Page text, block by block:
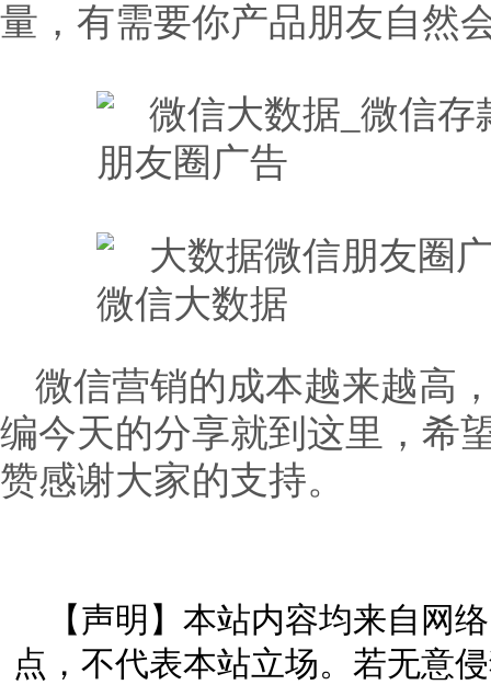
量，有需要你产品朋友自然
微信营销的成本越来越高
编今天的分享就到这里，希
赞感谢大家的支持。
【声明】本站内容均来自网
点，不代表本站立场。若无意